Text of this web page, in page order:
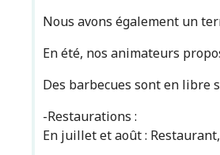
Nous avons également un
En été, nos animateurs
Des barbecues sont en libre
-Restaurations :
En juillet et août :